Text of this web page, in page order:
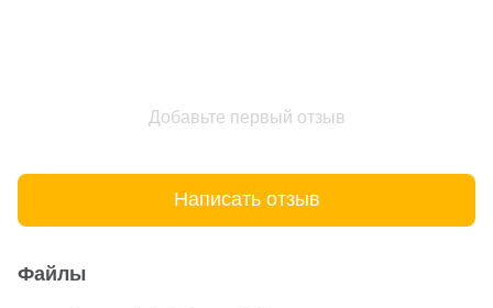
Добавьте первый отзыв
Написать отзыв
Файлы